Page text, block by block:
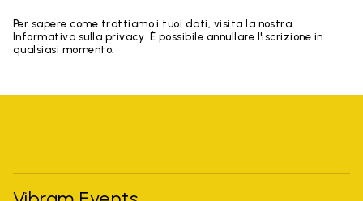
Per sapere come trattiamo i tuoi dati, visita la nostra
Informativa sulla privacy. È possibile annullare l'iscrizione in
qualsiasi momento.